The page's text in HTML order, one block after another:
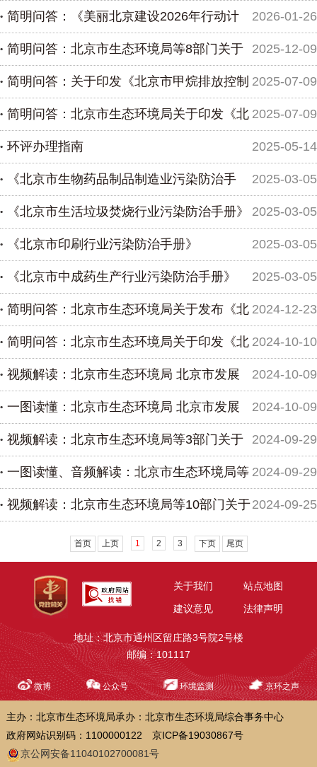
京市生态环境领域优化营商环境助力经济高质量发展的
若干...
2026-01-26
简明问答：《美丽北京建设2026年行动计
划》 2025-12-09
简明问答：北京市生态环境局等8部门关于
印发《北京市碳足迹管理体系建设工作方案》的通知
2025-07-09
简明问答：关于印发《北京市甲烷排放控制
行动方案》的通知 2025-07-09
简明问答：北京市生态环境局关于印发《北
京市碳普惠管理办法（试行）》的通知 2025-05-14
环评办理指南
2025-03-05
《北京市生物药品制品制造业污染防治手
册》 2025-03-05
《北京市生活垃圾焚烧行业污染防治手册》
2025-03-05
《北京市印刷行业污染防治手册》
2025-03-05
《北京市中成药生产行业污染防治手册》
2024-12-23
简明问答：北京市生态环境局关于发布《北
京市生态环境局环境影响评价文件管理权限的建设项目
目录...
2024-10-10
简明问答：北京市生态环境局关于印发《北
京市碳排放权交易市场碳排放配额有偿竞价发放和回购
管理...
2024-10-09
视频解读：北京市生态环境局 北京市发展
和改革委员会 北京市财政局关于印发《北京市建筑工程
等领...
2024-10-09
一图读懂：北京市生态环境局 北京市发展
和改革委员会 北京市财政局关于印发《北京市建筑工程
等领...
2024-09-29
视频解读：北京市生态环境局等3部门关于
印发《北京市餐饮油烟废气高效净化装置更新补贴实施
细则》...
2024-09-29
一图读懂、音频解读：北京市生态环境局等
3部门关于印发《北京市餐饮油烟废气高效净化装置更
2024-09-25
视频解读：北京市生态环境局等10部门关于
印发《北京市进一步促进国四及以下排放标准老旧货车
首页 上页 1 2 3 下页 尾页
关于我们
站点地图
建议意见
法律声明
地址：北京市通州区留庄路3号院2号楼
邮编：101117
微博 公众号 环境监测 京环之声
主办：北京市生态环境局承办：北京市生态环境局综合事务中心
政府网站识别码：1100000122
京ICP备19030867号
京公网安备11040102700081号